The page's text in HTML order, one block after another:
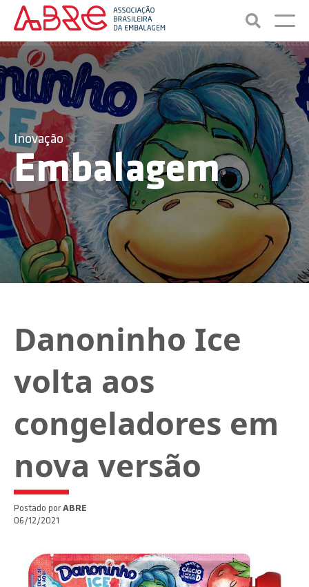
Inovação
Embalagem
Danoninho Ice
volta aos
congeladores em
nova versão
Postado por ABRE
06/12/2021